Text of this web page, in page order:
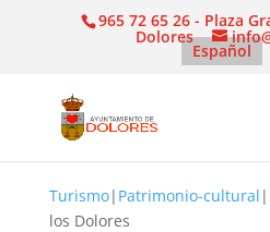
965 72 65 26 - Plaza
Dolores
Español
Turismo| Patrimonio-cultural |
los Dolores